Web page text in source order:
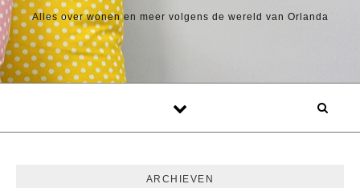
Alles over wonen en meer volgens de wereld van Orlanda
ARCHIEVEN